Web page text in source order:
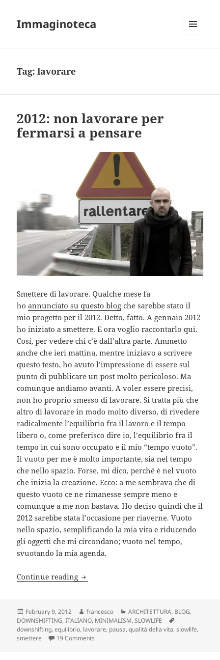
Immaginoteca
Tag:lavorare
2012: non lavorare per
fermarsi a pensare
Smettere di lavorare. Qualche mese fa
hoannunciato su questo blog che sarebbe stato il
mio progetto per il 2012. Detto, fatto. A gennaio 2012
ho iniziato a smettere. E ora voglio raccontarlo qui.
Cosí, per vedere chi c’è dall’altra parte. Ammetto
anche che ieri mattina, mentre iniziavo a scrivere
questo testo, ho avuto l’impressione di essere sul
punto di pubblicare un post molto pericoloso. Ma
comunque andiamo avanti. A voler essere precisi,
non ho proprio smesso di lavorare. Si tratta più che
altro di lavorare in modo molto diverso, di rivedere
radicalmente l’equilibrio fra il lavoro e il tempo
libero o, come preferisco dire io, l’equilibrio fra il
tempo in cui sono occupato e il mio “tempo vuoto”.
Il vuoto per me è molto importante, sia nel tempo
che nello spazio. Forse, mi dico, perché è nel vuoto
che inizia la creazione. Ecco: a me sembrava che di
questo vuoto ce ne rimanesse sempre meno e
comunque a me non bastava. Ho deciso quindi che il
2012 sarebbe stata l’occasione per riaverne. Vuoto
nello spazio, semplificando la mia vita e riducendo
gli oggetti che mi circondano; vuoto nel tempo,
svuotando la mia agenda.
Continue reading 2012: non lavorare per fermarsi a
Posted
on
February 9, 2012 Author
francesco Categories
ARCHITETTURA, BLOG,
DOWNSHIFTING,ITALIANO, MINIMALISM,SLOWLIFE
downshifting,equilibrio, lavorare, pausa,qualità della vita,slowlife,
smettere
19 Comments